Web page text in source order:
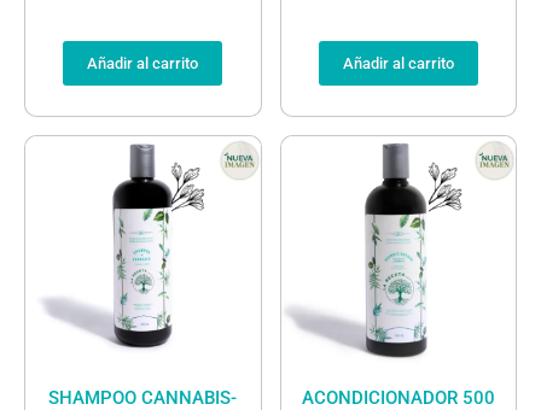
Añadir al carrito Añadir al carrito
SHAMPOO CANNABIS-
ACONDICIONADOR 500